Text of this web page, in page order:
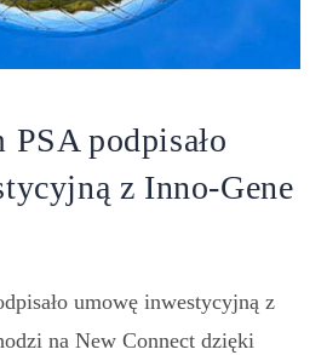
podpisało
z Inno-Gene
umowę inwestycyjną z
na New Connect dzięki